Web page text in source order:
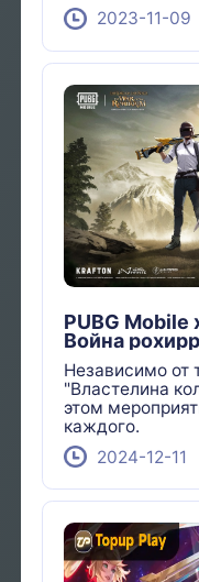
2023-11-09
PUBG Mobile
Война
наградами
Независимо от
"Властелина
этом
каждого.
2024-12-11